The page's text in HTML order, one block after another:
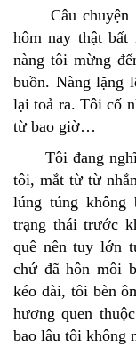
Câu chuyện
hôm nay thật
nàng tôi mừng
buồn. Nàng lặng
lại toả ra. Tôi cố
từ bao giờ…
Tôi đang nghĩ
tôi, mắt từ từ
lúng túng
trạng thái trước
quê nên tuy lớn
chứ đã hôn môi
kéo dài, tôi bèn
hương quen
bao lâu tôi không